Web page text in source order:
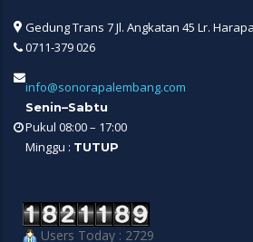
Gedung Trans 7 Jl. Angkatan 45 Lr.
0711-379 026
info@sonorapalembang.com
Senin–Sabtu
Pukul 08:00 – 17:00
Minggu : TUTUP
Users Today : 2729